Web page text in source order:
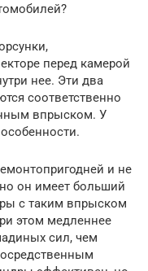
перед камерой
нее. Эти два
соответственно
впрыском. У
и не
он имеет больший
с таким впрыском
этом медленнее
сил, чем